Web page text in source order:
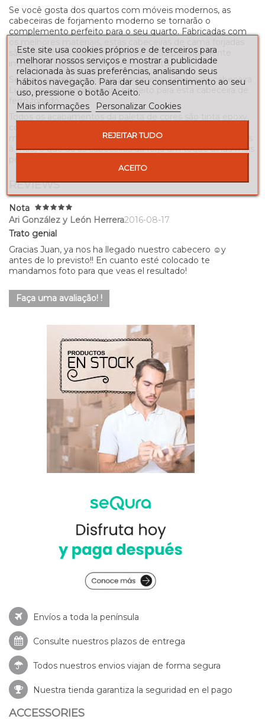
Se você gosta dos quartos com móveis modernos, as
cabeceiras de forjamento moderno se tornarão o
complemento perfeito para o seu quarto. Fabricadas com
são elementos muito versáteis e serão perfeitamente
integradas na decoração do seu quarto.
Se você preferir o conjunto completo, a mesa de cabeceira
Lugo será o complemento perfeito para esta cabeceira de
ferro forjado.
máxima durabilidade. Os acabamentos patinados são feitos
à mão, o que dá às cabeceiras da forja um toque ainda mais
REVIEWS
Nota
Ari González y León Herrera2016-08-17
Trato genial
Gracias Juan, ya nos ha llegado nuestro cabecero ☺y
antes de lo previsto!! En cuanto esté colocado te
mandamos foto para que veas el resultado!
Faça uma avaliação! !
Envíos a toda la península
Consulte nuestros plazos de entrega
Todos nuestros envios viajan de forma segura
Nuestra tienda garantiza la seguridad en el pago
ACCESSORIES
Este site usa cookies próprios e de terceiros para
melhorar nossos serviços e mostrar a publicidade
relacionada às suas preferências, analisando seus
hábitos navegação. Para dar seu consentimento ao seu
uso, pressione o botão Aceito.
Mais informações
Personalizar Cookies
REJEITAR TUDO
ACEITO